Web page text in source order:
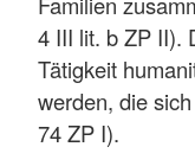
4 III lit. b ZP II).
Tätigkeit
werden, die
74 ZP I).